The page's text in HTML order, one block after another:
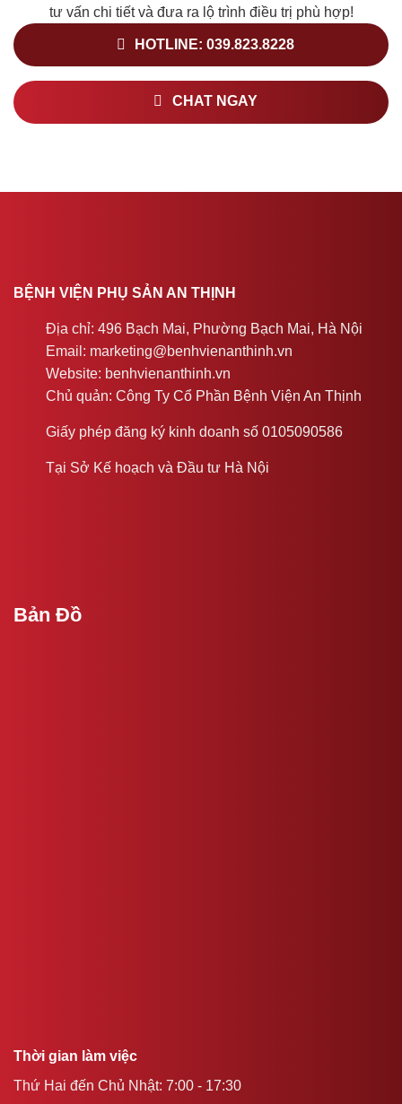
tư vấn chi tiết và đưa ra lộ trình điều trị phù hợp!
HOTLINE: 039.823.8228
CHAT NGAY
BỆNH VIỆN PHỤ SẢN AN THỊNH
Địa chỉ: 496 Bạch Mai, Phường Bạch Mai, Hà Nội
Email: marketing@benhvienanthinh.vn
Website: benhvienanthinh.vn
Chủ quản: Công Ty Cổ Phần Bệnh Viện An Thịnh
Giấy phép đăng ký kinh doanh số 0105090586
Tại Sở Kế hoạch và Đầu tư Hà Nội
Bản Đồ
Thời gian làm việc
Thứ Hai đến Chủ Nhật: 7:00 - 17:30